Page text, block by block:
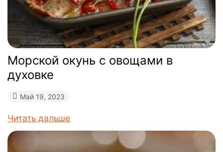
Морской окунь с овощами в
духовке
Май 19, 2023
Читать дальше